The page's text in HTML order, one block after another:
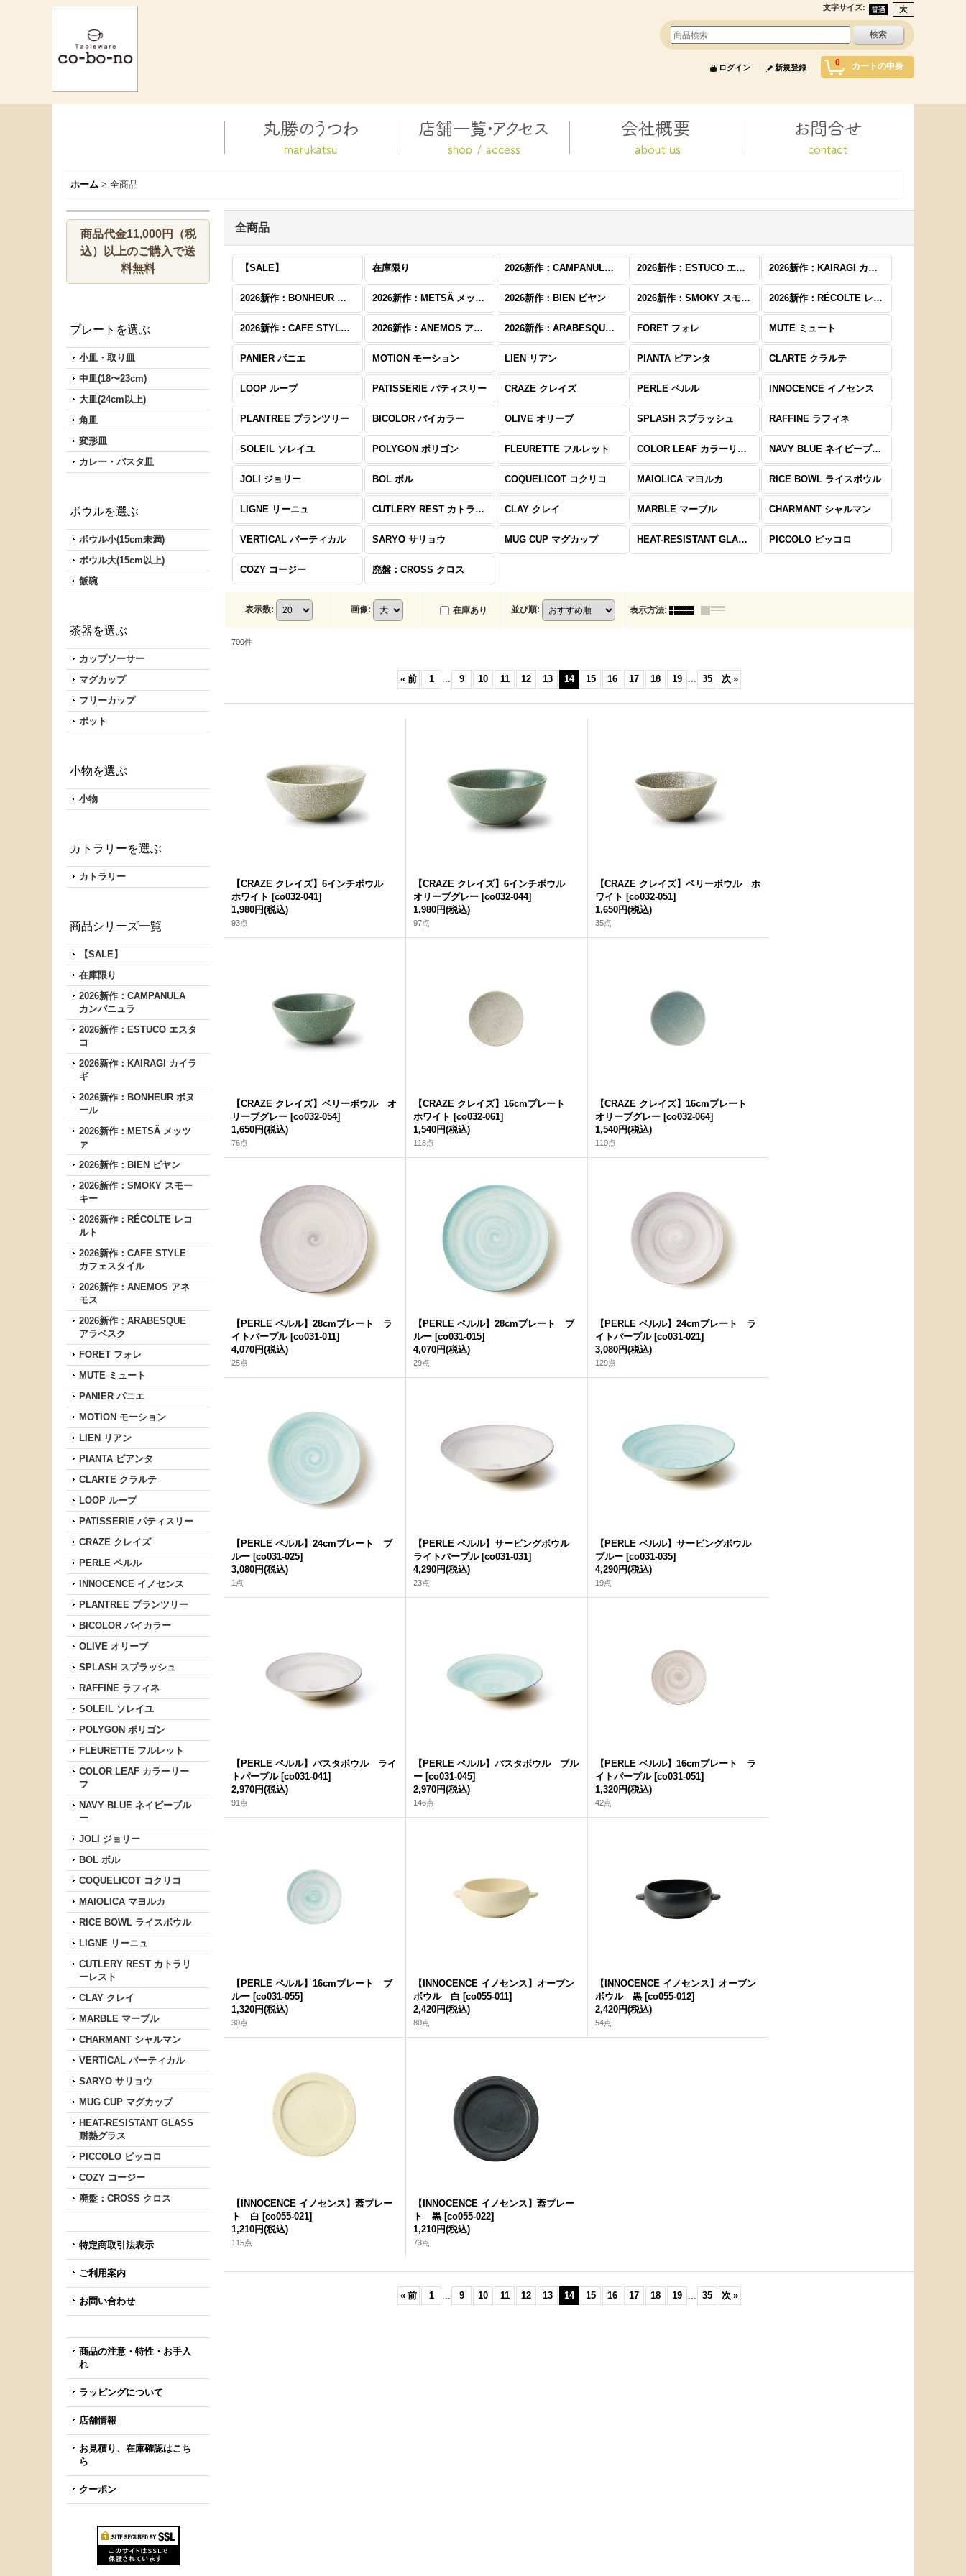
文字サイズ:
0 カートの中身
ログイン 新規登録
ホーム > 全商品
商品代金11,000円（税
込）以上のご購入で送
料無料
プレートを選ぶ
小皿・取り皿
中皿(18〜23cm)
大皿(24cm以上)
角皿
変形皿
カレー・パスタ皿
ボウルを選ぶ
ボウル小(15cm未満)
ボウル大(15cm以上)
飯碗
茶器を選ぶ
カップソーサー
マグカップ
フリーカップ
ポット
小物を選ぶ
小物
カトラリーを選ぶ
カトラリー
商品シリーズ一覧
【SALE】
在庫限り
2026新作：CAMPANULA
カンパニュラ
2026新作：ESTUCO エスタ
コ
2026新作：KAIRAGI カイラ
ギ
2026新作：BONHEUR ボヌ
ール
2026新作：METSÄ メッツ
ァ
2026新作：BIEN ビヤン
2026新作：SMOKY スモー
キー
2026新作：RÉCOLTE レコ
ルト
2026新作：CAFE STYLE
カフェスタイル
2026新作：ANEMOS アネ
モス
2026新作：ARABESQUE
アラベスク
FORET フォレ
MUTE ミュート
PANIER パニエ
MOTION モーション
LIEN リアン
PIANTA ピアンタ
CLARTE クラルテ
LOOP ループ
PATISSERIE パティスリー
CRAZE クレイズ
PERLE ペルル
INNOCENCE イノセンス
PLANTREE プランツリー
BICOLOR バイカラー
OLIVE オリーブ
SPLASH スプラッシュ
RAFFINE ラフィネ
SOLEIL ソレイユ
POLYGON ポリゴン
FLEURETTE フルレット
COLOR LEAF カラーリー
フ
NAVY BLUE ネイビーブル
ー
JOLI ジョリー
BOL ボル
COQUELICOT コクリコ
MAIOLICA マヨルカ
RICE BOWL ライスボウル
LIGNE リーニュ
CUTLERY REST カトラリ
ーレスト
CLAY クレイ
MARBLE マーブル
CHARMANT シャルマン
VERTICAL バーティカル
SARYO サリョウ
MUG CUP マグカップ
HEAT-RESISTANT GLASS
耐熱グラス
PICCOLO ピッコロ
COZY コージー
廃盤：CROSS クロス
特定商取引法表示
ご利用案内
お問い合わせ
商品の注意・特性・お手入
れ
ラッピングについて
店舗情報
お見積り、在庫確認はこち
ら
クーポン
全商品
【SALE】 在庫限り 2026新作：CAMPANULA カンパニュラ 2026新作：ESTUCO エスタコ 2026新作：KAIRAGI カイラギ
2026新作：BONHEUR ボヌール 2026新作：METSÄ メッツァ 2026新作：BIEN ビヤン 2026新作：SMOKY スモーキー 2026新作：RÉCOLTE レコルト
2026新作：CAFE STYLE カフェスタイル 2026新作：ANEMOS アネモス 2026新作：ARABESQUE アラベスク FORET フォレ MUTE ミュート
PANIER パニエ MOTION モーション LIEN リアン PIANTA ピアンタ CLARTE クラルテ
LOOP ループ PATISSERIE パティスリー CRAZE クレイズ PERLE ペルル INNOCENCE イノセンス
PLANTREE プランツリー BICOLOR バイカラー OLIVE オリーブ SPLASH スプラッシュ RAFFINE ラフィネ
SOLEIL ソレイユ POLYGON ポリゴン FLEURETTE フルレット COLOR LEAF カラーリーフ NAVY BLUE ネイビーブルー
JOLI ジョリー BOL ボル COQUELICOT コクリコ MAIOLICA マヨルカ RICE BOWL ライスボウル
LIGNE リーニュ CUTLERY REST カトラリーレスト CLAY クレイ MARBLE マーブル CHARMANT シャルマン
VERTICAL バーティカル SARYO サリョウ MUG CUP マグカップ HEAT-RESISTANT GLASS 耐熱グラス PICCOLO ピッコロ
COZY コージー 廃盤：CROSS クロス
表示数: 画像: 在庫あり 並び順: 表示方法:
700件
« 前 1 ... 9 10 11 12 13 14 15 16 17 18 19 ... 35 次 »
【CRAZE クレイズ】6インチボウル
ホワイト [co032-041]
1,980円(税込)
93点
【CRAZE クレイズ】6インチボウル
オリーブグレー [co032-044]
1,980円(税込)
97点
【CRAZE クレイズ】ベリーボウル ホ
ワイト [co032-051]
1,650円(税込)
35点
【CRAZE クレイズ】ベリーボウル オ
リーブグレー [co032-054]
1,650円(税込)
76点
【CRAZE クレイズ】16cmプレート
ホワイト [co032-061]
1,540円(税込)
118点
【CRAZE クレイズ】16cmプレート
オリーブグレー [co032-064]
1,540円(税込)
110点
【PERLE ペルル】28cmプレート ラ
イトパープル [co031-011]
4,070円(税込)
25点
【PERLE ペルル】28cmプレート ブ
ルー [co031-015]
4,070円(税込)
29点
【PERLE ペルル】24cmプレート ラ
イトパープル [co031-021]
3,080円(税込)
129点
【PERLE ペルル】24cmプレート ブ
ルー [co031-025]
3,080円(税込)
1点
【PERLE ペルル】サービングボウル
ライトパープル [co031-031]
4,290円(税込)
23点
【PERLE ペルル】サービングボウル
ブルー [co031-035]
4,290円(税込)
19点
【PERLE ペルル】パスタボウル ライ
トパープル [co031-041]
2,970円(税込)
91点
【PERLE ペルル】パスタボウル ブル
ー [co031-045]
2,970円(税込)
146点
【PERLE ペルル】16cmプレート ラ
イトパープル [co031-051]
1,320円(税込)
42点
【PERLE ペルル】16cmプレート ブ
ルー [co031-055]
1,320円(税込)
30点
【INNOCENCE イノセンス】オーブン
ボウル 白 [co055-011]
2,420円(税込)
80点
【INNOCENCE イノセンス】オーブン
ボウル 黒 [co055-012]
2,420円(税込)
54点
【INNOCENCE イノセンス】蓋プレー
ト 白 [co055-021]
1,210円(税込)
115点
【INNOCENCE イノセンス】蓋プレー
ト 黒 [co055-022]
1,210円(税込)
73点
« 前 1 ... 9 10 11 12 13 14 15 16 17 18 19 ... 35 次 »